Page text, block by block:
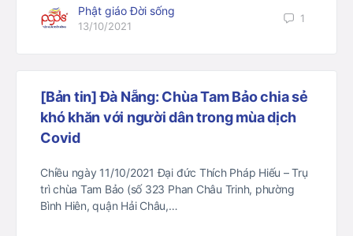
Phật giáo Đời sống
13/10/2021
1
[Bản tin] Đà Nẵng: Chùa Tam Bảo chia sẻ
khó khăn với người dân trong mùa dịch
Covid
Chiều ngày 11/10/2021 Đại đức Thích Pháp Hiếu – Trụ
trì chùa Tam Bảo (số 323 Phan Châu Trinh, phường
Bình Hiên, quận Hải Châu,…